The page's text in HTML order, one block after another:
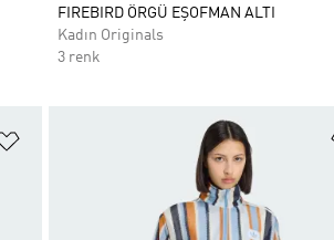
FIREBIRD ÖRGÜ EŞOFMAN ALTI
Kadın Originals
3 renk